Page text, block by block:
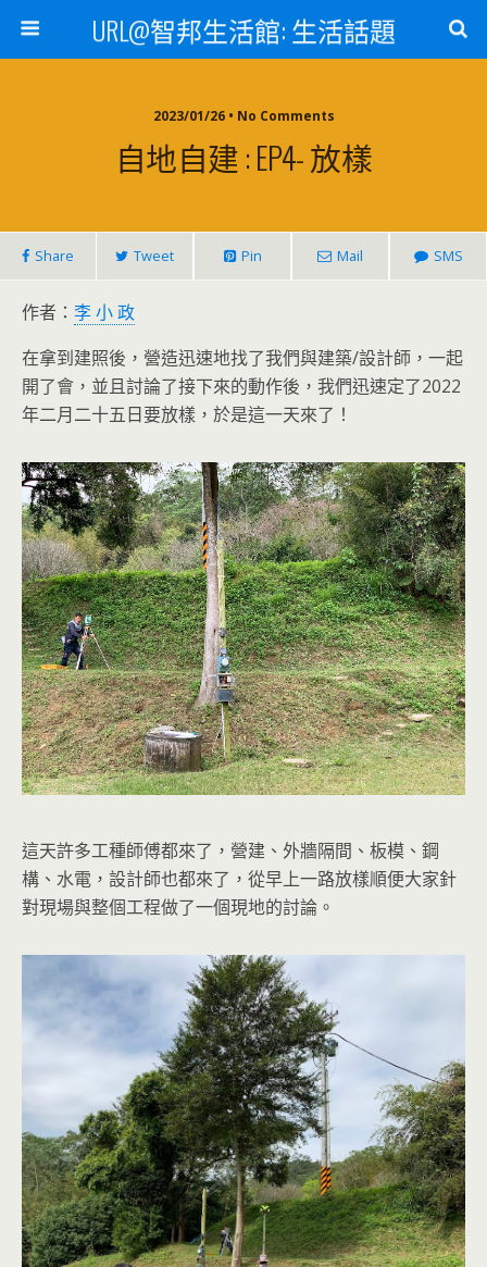
URL@智邦生活館: 生活話題
2023/01/26 • No Comments
自地自建 : EP4- 放樣
Share Tweet Pin Mail SMS
作者： 李 小 政
在拿到建照後，營造迅速地找了我們與建築/設計師，一起
開了會，並且討論了接下來的動作後，我們迅速定了2022
年二月二十五日要放樣，於是這一天來了！
這天許多工種師傅都來了，營建、外牆隔間、板模、鋼
構、水電，設計師也都來了，從早上一路放樣順便大家針
對現場與整個工程做了一個現地的討論。